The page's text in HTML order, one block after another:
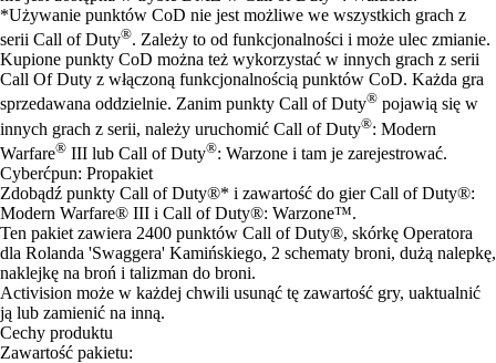
*Używanie punktów CoD nie jest możliwe we wszystkich grach z
serii Call of Duty®. Zależy to od funkcjonalności i może ulec zmianie.
Kupione punkty CoD można też wykorzystać w innych grach z serii
Call Of Duty z włączoną funkcjonalnością punktów CoD. Każda gra
sprzedawana oddzielnie. Zanim punkty Call of Duty® pojawią się w
innych grach z serii, należy uruchomić Call of Duty®: Modern
Warfare® III lub Call of Duty®: Warzone i tam je zarejestrować.
Cyberćpun: Propakiet
Zdobądź punkty Call of Duty®* i zawartość do gier Call of Duty®:
Modern Warfare® III i Call of Duty®: Warzone™.
Ten pakiet zawiera 2400 punktów Call of Duty®, skórkę Operatora
dla Rolanda 'Swaggera' Kamińskiego, 2 schematy broni, dużą nalepkę,
naklejkę na broń i talizman do broni.
Activision może w każdej chwili usunąć tę zawartość gry, uaktualnić
ją lub zamienić na inną.
Cechy produktu
Zawartość pakietu: